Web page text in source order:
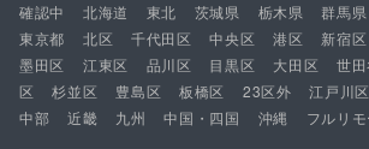
確認中 北海道 東北 茨城県 栃木県 群馬県
東京都
北区 千代田区 中央区 港区 新宿区
墨田区
江東区 品川区 目黒区 大田区 世
区
杉並区 豊島区 板橋区 23区外 江戸川区
中部
近畿 九州 中国・四国 沖縄 フルリモ